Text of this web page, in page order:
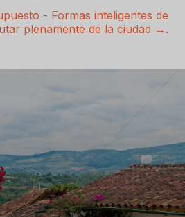
- Formas inteligentes de
plenamente de la ciudad →.